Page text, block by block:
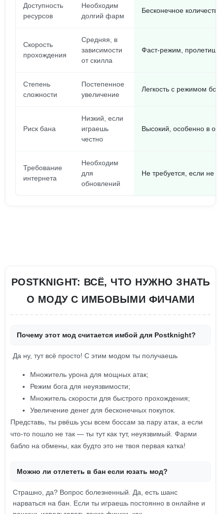
Доступность
ресурсов
Необходим
долгий фарм
Бесконечное
Скорость
прохождения
Средняя, в
зависимости
от скилла
Фаст-режим,
Степень
сложности
Постепенное
увеличение
Легкость с режимом
Риск бана
Низкий, если
играешь
честно
Высокий, особенно в
Требование
интернета
Необходим
для
обновлений
Не требуется, если не
POSTKNIGHT: ВСЁ, ЧТО НУЖНО ЗНАТЬ
О МОДУ С ИМБОВЫМИ ФИЧАМИ
Почему этот мод считается имбой для Postknight?
Да ну, тут всё просто! С этим модом ты получаешь
Множитель урона для мощных атак;
Режим бога для неуязвимости;
Множитель скорости для быстрого прохождения;
Увеличение денег для бесконечных покупок.
Представь, ты рвёшь усы всем боссам за пару атак, а если
что-то пошло не так — ты тут как тут, неуязвимый. Фарми
бабло на обмены, как будто это не твоя первая катка!
Можно ли отлететь в бан если юзать мод?
Страшно, да? Вопрос болезненный. Да, есть шанс
нарваться на бан. Если ты играешь постоянно в онлайне и